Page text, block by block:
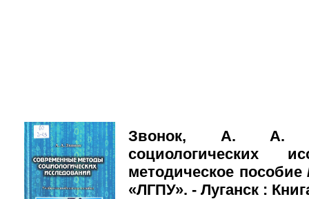
Звонок, А. А.
социологических
методическое
«ЛГПУ». - Луганск :